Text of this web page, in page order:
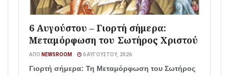
6 Αυγούστου – Γιορτή σήμερα:
Μεταμόρφωση του Σωτήρος Χριστού
ΑΠΌ NEWSROOM 6 ΑΥΓΟΎΣΤΟΥ, 2026
Γιορτή σήμερα: Τη Μεταμόρφωση του Σωτήρος